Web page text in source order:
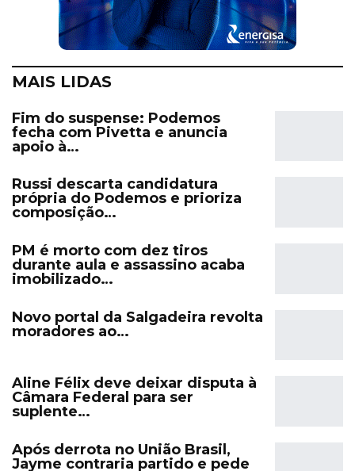
MAIS LIDAS
Fim do suspense: Podemos
fecha com Pivetta e anuncia
apoio à…
Russi descarta candidatura
própria do Podemos e prioriza
composição…
PM é morto com dez tiros
durante aula e assassino acaba
imobilizado…
Novo portal da Salgadeira revolta
moradores ao…
Aline Félix deve deixar disputa à
Câmara Federal para ser
suplente…
Após derrota no União Brasil,
Jayme contraria partido e pede